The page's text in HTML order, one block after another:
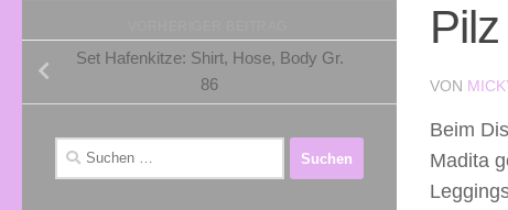
VON
Beim
Madita
Set Hafenkitze: Shirt, Hose, Body Gr.
86
Suchen
nach: